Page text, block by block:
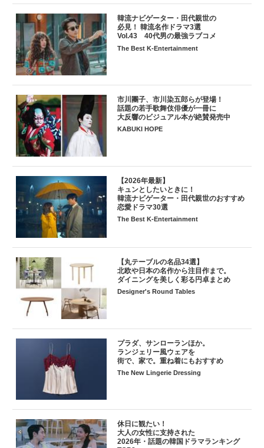
韓流ナビゲーター・田代親世の
必見！ 韓流名作ドラマ3選
Vol.43 40代男の最強ラブコメ
The Best K-Entertainment
市川團子、市川染五郎らが登場！
話題の若手歌舞伎俳優が一冊に
大反響のビジュアル本が絶賛発売中
KABUKI HOPE
【2026年最新】
キュンとしたいときに！
韓流ナビゲーター・田代親世のおすすめ
恋愛ドラマ30選
The Best K-Entertainment
【丸テーブルの名品34選】
北欧や日本の名作から注目作まで。
ダイニングを美しく彩る円卓まとめ
Designer's Round Tables
プラダ、サンローランほか。
ランジェリー風ウェアを
街で、家で。重ね着にもおすすめ
The New Lingerie Dressing
休日に観たい！
大人の女性に支持された
2026年・話題の韓国ドラマランキング